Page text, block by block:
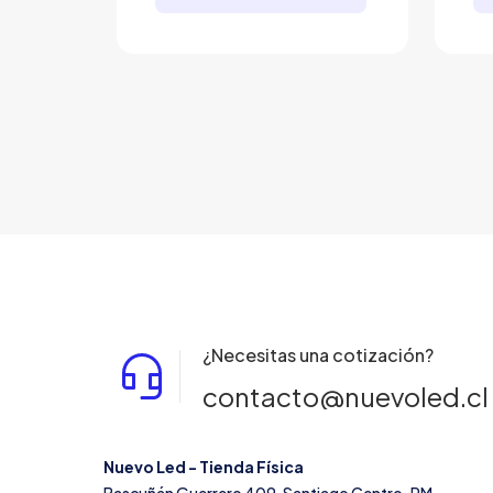
¿Necesitas una cotización?
contacto@nuevoled.cl
Nuevo Led - Tienda Física